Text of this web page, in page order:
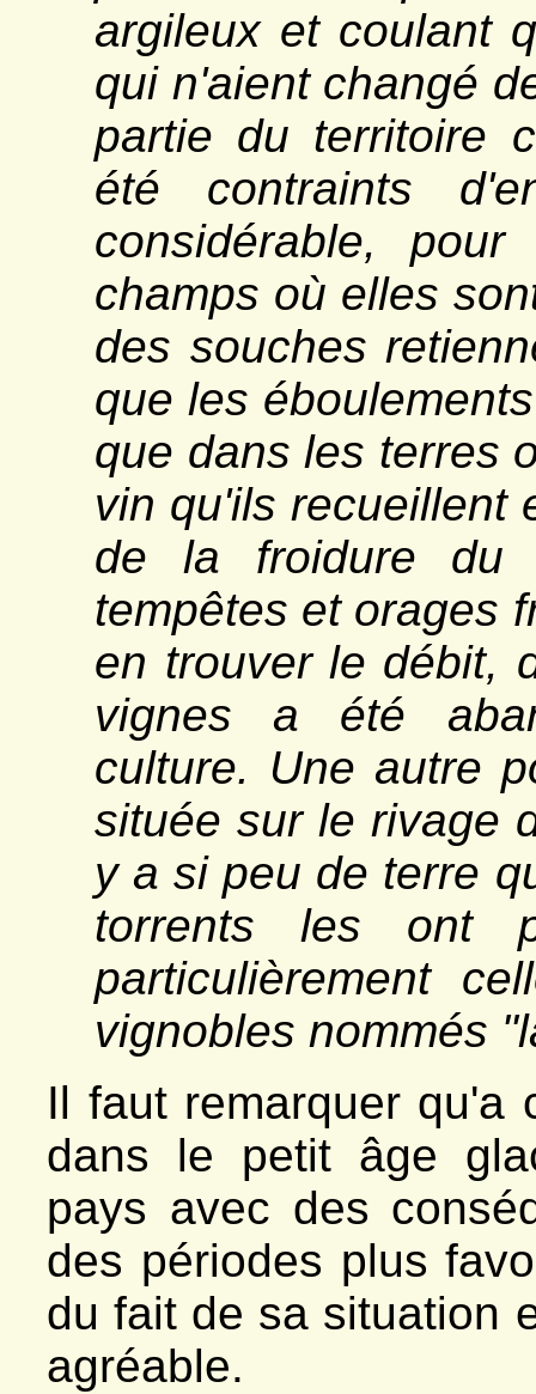
argileux et coulant
qui n'aient changé
partie du territoire
été contraints
considérable,
champs où elles
des souches
que les
que dans les terres
vin qu'ils recueillent
de la froidure du
tempêtes et orages
en trouver le débit,
vignes a été
culture. Une autre
située sur le rivage
y a si peu de terre
torrents les ont
particulièrement
vignobles nommés
Il faut remarquer qu'a
dans le petit âge
pays avec des
des périodes plus
du fait de sa situation
agréable.